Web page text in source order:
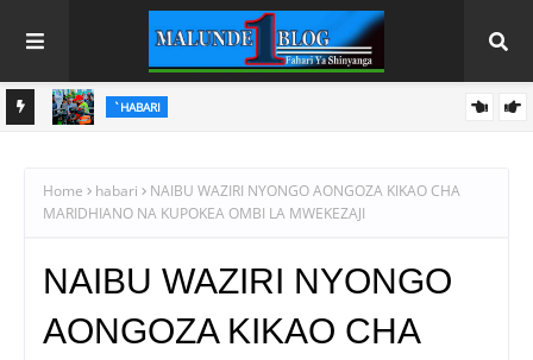
`HABARI
PINDA AIPONGEZA MATI TECHNOLOGIES KWA UBUNIFU WA
MAGAZETINI
Home habari
NAIBU WAZIRI NYONGO AONGOZA KIKAO CHA
MARIDHIANO NA KUPOKEA OMBI LA MWEKEZAJI
NAIBU WAZIRI NYONGO
AONGOZA KIKAO CHA